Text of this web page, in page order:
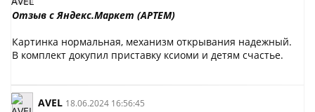
Отзыв с Яндекс.Маркет (АРТЕМ)
Картинка нормальная, механизм открывания надежный.
В комплект докупил приставку ксиоми и детям счастье.
AVEL 18.06.2024 16:56:45